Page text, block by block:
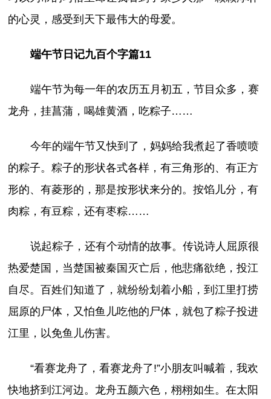
的心灵，感受到天下最伟大的母爱。
端午节日记九百个字篇11
端午节为每一年的农历五月初五，节目众多，赛
龙舟，挂菖蒲，喝雄黄酒，吃粽子……
今年的端午节又快到了，妈妈给我煮起了香喷喷
的粽子。粽子的形状各式各样，有三角形的、有正方
形的、有菱形的，那是按形状来分的。按馅儿分，有
肉粽，有豆粽，还有枣粽……
说起粽子，还有个动情的故事。传说诗人屈原很
热爱楚国，当楚国被秦国灭亡后，他悲痛欲绝，投江
自尽。百姓们知道了，就纷纷划着小船，到江里打捞
屈原的尸体，又怕鱼儿吃他的尸体，就包了粽子投进
江里，以免鱼儿伤害。
“看赛龙舟了，看赛龙舟了!”小朋友叫喊着，我欢
快地挤到江河边。龙舟五颜六色，栩栩如生。在太阳